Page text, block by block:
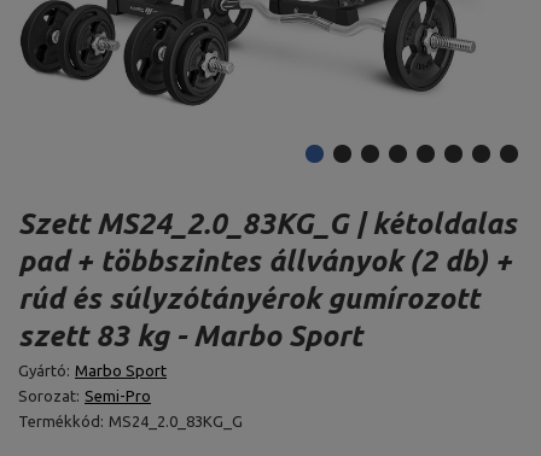
Szett MS24_2.0_83KG_G | kétoldalas
pad + többszintes állványok (2 db) +
rúd és súlyzótányérok gumírozott
szett 83 kg - Marbo Sport
Gyártó: Marbo Sport
Sorozat: Semi-Pro
Termékkód: MS24_2.0_83KG_G